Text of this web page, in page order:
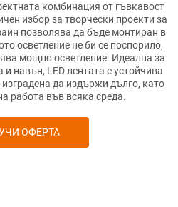
комбинация от гъвкавост
избор за творчески проекти за
позволява да бъде монтиран в
осветление не би се поспорило,
мощно осветление. Идеална за
навън, LED лентата е устойчива
да издържи дълго, като
работа във всяка среда.
ОФЕРТА